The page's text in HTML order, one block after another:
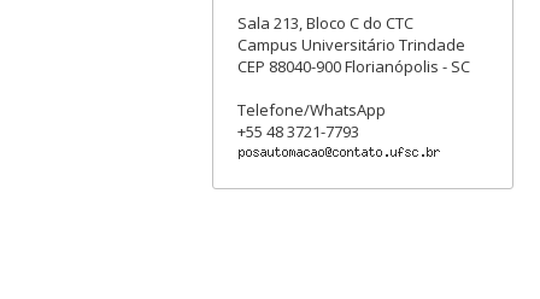
Sala 213, Bloco C do CTC
Campus Universitário Trindade
CEP 88040-900 Florianópolis - SC
Telefone/WhatsApp
+55 48 3721-7793